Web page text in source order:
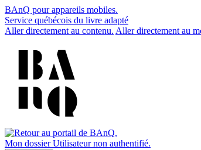
BAnQ pour appareils mobiles.
Service québécois du livre adapté
Aller directement au contenu. Aller directement au
Mon dossier Utilisateur non authentifié.